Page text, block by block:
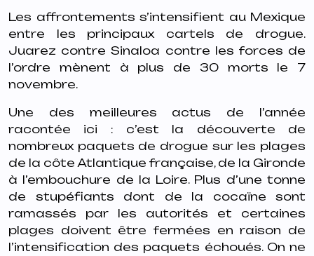
Les affrontements s’intensifient au Mexique
entre les principaux cartels de drogue.
Juarez contre Sinaloa contre les forces de
l’ordre mènent à plus de 30 morts le 7
novembre.
Une des meilleures actus de l’année
racontée ici : c’est la découverte de
nombreux paquets de drogue sur les plages
de la côte Atlantique française, de la Gironde
à l’embouchure de la Loire. Plus d’une tonne
de stupéfiants dont de la cocaïne sont
ramassés par les autorités et certaines
plages doivent être fermées en raison de
l’intensification des paquets échoués. On ne